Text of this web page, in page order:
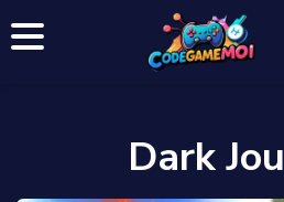
Dark